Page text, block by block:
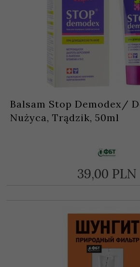
Balsam Stop Demodex/
Nużyca, Trądzik, 50ml
39,00 PLN